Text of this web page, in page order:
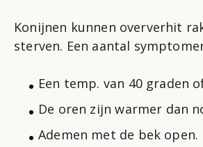
Konijnen kunnen oververhit
sterven. Een aantal
Een temp. van 40 graden
De oren zijn warmer dan
Ademen met de bek open.